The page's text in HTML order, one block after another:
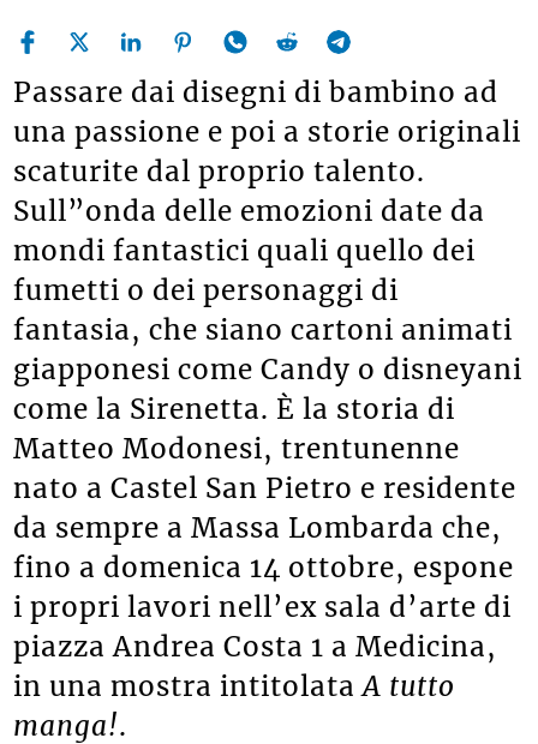
Passare dai disegni di bambino ad
una passione e poi a storie originali
scaturite dal proprio talento.
Sull”onda delle emozioni date da
mondi fantastici quali quello dei
fumetti o dei personaggi di
fantasia, che siano cartoni animati
giapponesi come Candy o disneyani
come la Sirenetta. È la storia di
Matteo Modonesi, trentunenne
nato a Castel San Pietro e residente
da sempre a Massa Lombarda che,
fino a domenica 14 ottobre, espone
i propri lavori nell’ex sala d’arte di
piazza Andrea Costa 1 a Medicina,
in una mostra intitolataA tutto
manga!.